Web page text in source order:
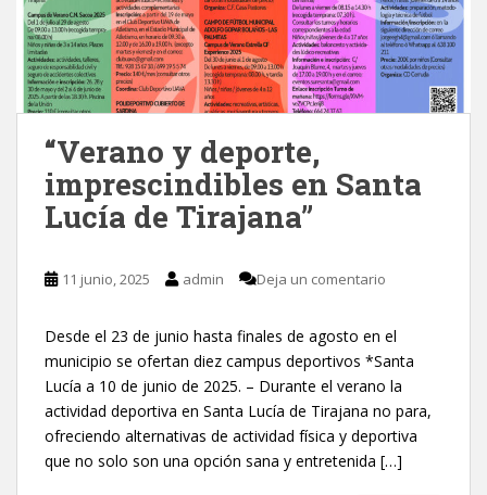
“Verano y deporte,
imprescindibles en Santa
Lucía de Tirajana”
11 junio, 2025 admin Deja un comentario
Desde el 23 de junio hasta finales de agosto en el
municipio se ofertan diez campus deportivos *Santa
Lucía a 10 de junio de 2025. – Durante el verano la
actividad deportiva en Santa Lucía de Tirajana no para,
ofreciendo alternativas de actividad física y deportiva
que no solo son una opción sana y entretenida […]